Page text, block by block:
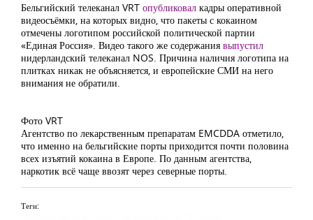
Бельгийский телеканал VRT опубликовал кадры оперативной
видеосъёмки, на которых видно, что пакеты с кокаином
отмечены логотипом российской политической партии
«Единая Россия». Видео такого же содержания выпустил
нидерландский телеканал NOS. Причина наличия логотипа на
плитках никак не объясняется, и европейские СМИ на него
внимания не обратили.
Фото VRT
Агентство по лекарственным препаратам EMCDDA отметило,
что именно на бельгийские порты приходится почти половина
всех изъятий кокаина в Европе. По данным агентства,
наркотик всё чаще ввозят через северные порты.
Теги: